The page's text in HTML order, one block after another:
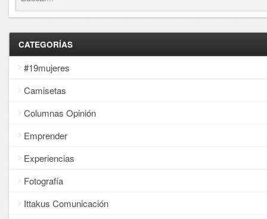
CATEGORÍAS
#19mujeres
Camisetas
Columnas Opinión
Emprender
Experiencias
Fotografía
Ittakus Comunicación